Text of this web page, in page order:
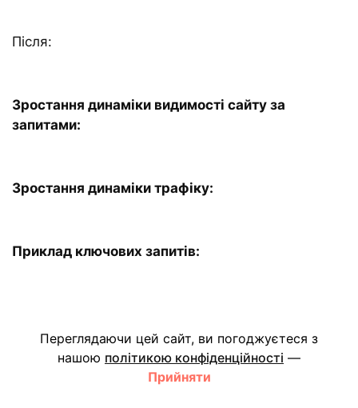
Після:
Зростання динаміки видимості сайту за
запитами:
Зростання динаміки трафіку:
Приклад ключових запитів:
Підсумки
Результати роботи з SEO-просування сайту
підтверджують ефективність обраної стратегії.
Переглядаючи цей сайт, ви погоджуєтеся з
нашою політикою конфіденційності —
Прийняти